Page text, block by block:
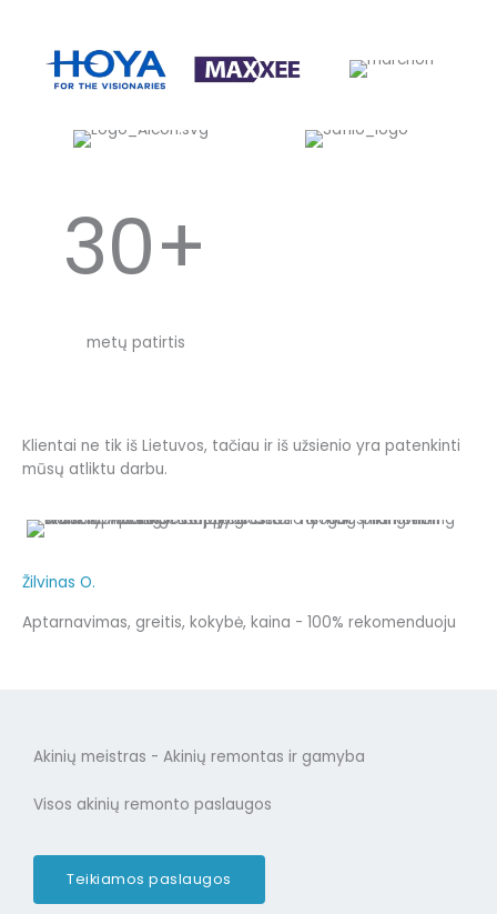
30+
metų patirtis
Klientai ne tik iš Lietuvos, tačiau ir iš užsienio yra patenkinti
mūsų atliktu darbu.
Žilvinas O.
Aptarnavimas, greitis, kokybė, kaina - 100% rekomenduoju
Akinių meistras - Akinių remontas ir gamyba
Visos akinių remonto paslaugos
Teikiamos paslaugos